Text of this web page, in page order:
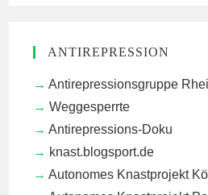
ANTIREPRESSION
Antirepressionsgruppe
Weggesperrte
Antirepressions-Doku
knast.blogsport.de
Autonomes Knastprojekt